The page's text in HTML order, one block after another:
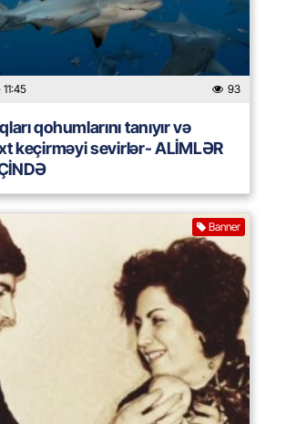
11:45 93
qohumlarını tanıyır və
keçirməyi sevirlər- ALİMLƏR
Banner